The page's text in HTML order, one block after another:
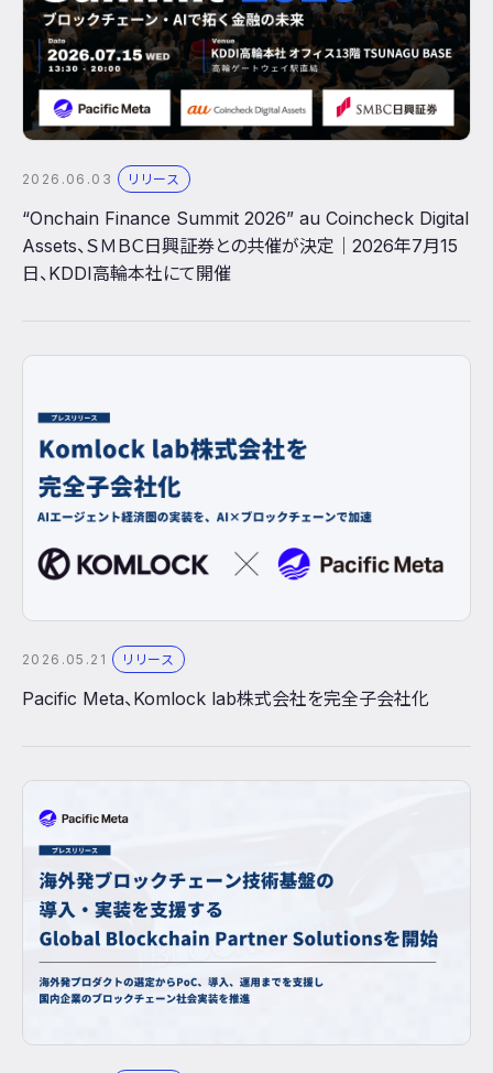
2026.06.03 リリース
“Onchain Finance Summit 2026” au Coincheck Digital
Assets、ＳＭＢＣ日興証券との共催が決定｜2026年7月15
日、KDDI高輪本社にて開催
2026.05.21 リリース
Pacific Meta、Komlock lab株式会社を完全子会社化